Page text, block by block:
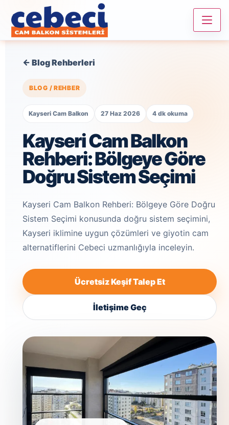
← Blog Rehberleri
BLOG / REHBER
Kayseri Cam Balkon 27 Haz 2026 4 dk okuma
Kayseri Cam Balkon
Rehberi: Bölgeye Göre
Doğru Sistem Seçimi
Kayseri Cam Balkon Rehberi: Bölgeye Göre Doğru
Sistem Seçimi konusunda doğru sistem seçimini,
Kayseri iklimine uygun çözümleri ve giyotin cam
alternatiflerini Cebeci uzmanlığıyla inceleyin.
Ücretsiz Keşif Talep Et
İletişime Geç